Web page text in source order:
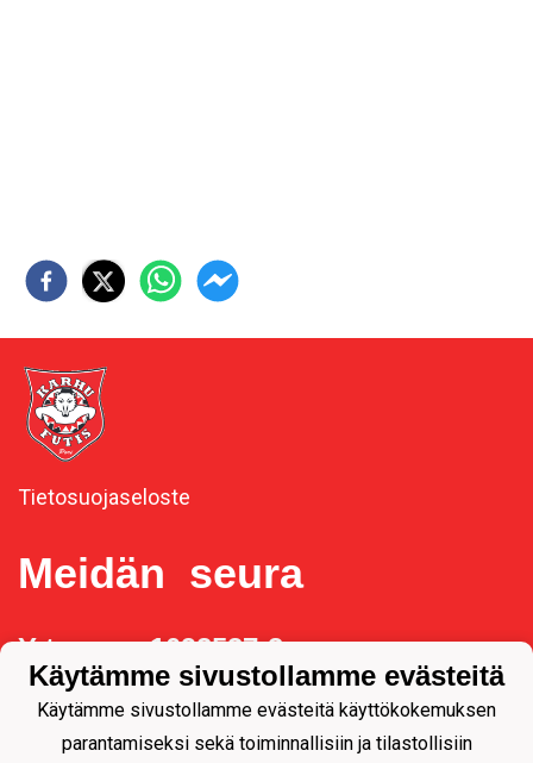
Tietosuojaseloste
Meidän seura
Y-tunnus 1092537-3
Käytämme sivustollamme evästeitä
Käytämme sivustollamme evästeitä käyttökokemuksen
parantamiseksi sekä toiminnallisiin ja tilastollisiin